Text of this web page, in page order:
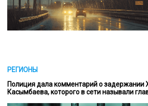
РЕГИОНЫ
Полиция дала комментарий о задержании
Касымбаева, которого в сети называли